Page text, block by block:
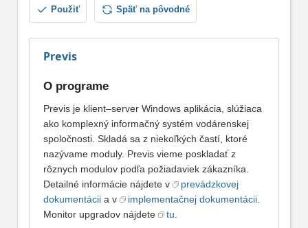
Použiť Späť na pôvodné
Previs
O programe
Previs je klient–server Windows aplikácia, slúžiaca
ako komplexný informačný systém vodárenskej
spoločnosti. Skladá sa z niekoľkých častí, ktoré
nazývame moduly. Previs vieme poskladať z
rôznych modulov podľa požiadaviek zákazníka.
Detailné informácie nájdete v
prevádzkovej
dokumentácii a v implementačnej dokumentácii.
Monitor upgradov nájdete
tu.